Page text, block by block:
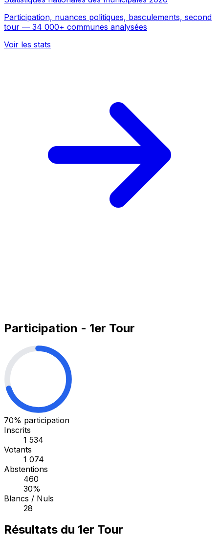
Participation, nuances politiques, basculements, second
tour — 34 000+ communes analysées
Voir les stats
Participation - 1er Tour
70% participation
Inscrits
1 534
Votants
1 074
Abstentions
460
30%
Blancs / Nuls
28
Résultats du 1er Tour